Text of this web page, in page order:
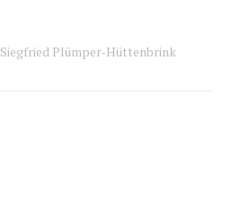
Siegfried Plümper-Hüttenbrink